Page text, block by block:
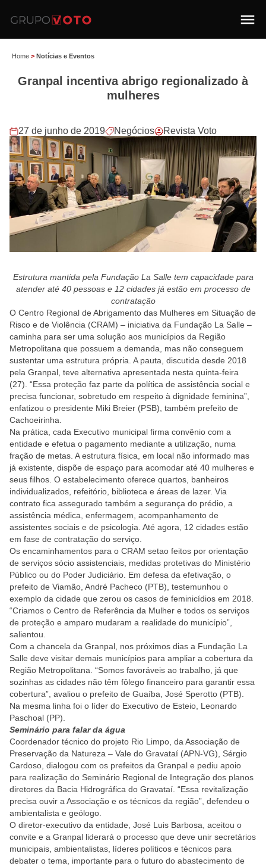
Home > Notícias e Eventos
Granpal incentiva abrigo regionalizado à
mulheres
27 de junho de 2019 Negócios Revista Voto
Estrutura mantida pela Fundação La Salle tem capacidade para
atender até 40 pessoas e 12 cidades já estão em processo de
contratação
O Centro Regional de Abrigamento das Mulheres em Situação de
Risco e de Violência (CRAM) – iniciativa da Fundação La Salle –
caminha para ser uma solução aos municípios da Região
Metropolitana que possuem a demanda, mas não conseguem
sustentar uma estrutura própria. A pauta, discutida desde 2018
pela Granpal, teve alternativa apresentada nesta quinta-feira
(27). “Essa proteção faz parte da política de assistência social e
precisa funcionar, sobretudo em respeito à dignidade feminina”,
enfatizou o presidente Miki Breier (PSB), também prefeito de
Cachoeirinha.
Na prática, cada Executivo municipal firma convênio com a
entidade e efetua o pagamento mediante a utilização, numa
fração de metas. A estrutura física, em local não informado mas
já existente, dispõe de espaço para acomodar até 40 mulheres e
seus filhos. O estabelecimento oferece quartos, banheiros
individualizados, refeitório, biblioteca e áreas de lazer. Via
contrato fica assegurado também a segurança do prédio, a
assistência médica, enfermagem, acompanhamento de
assistentes sociais e de psicologia. Até agora, 12 cidades estão
em fase de contratação do serviço.
Os encaminhamentos para o CRAM setao feitos por orientação
de serviços sócio assistenciais, medidas protetivas do Ministério
Público ou do Poder Judiciário. Em defesa da efetivação, o
prefeito de Viamão, André Pacheco (PTB), testemunhou o
exemplo da cidade que zerou os casos de feminicídios em 2018.
“Criamos o Centro de Referência da Mulher e todos os serviços
de proteção e amparo mudaram a realidade do município”,
salientou.
Com a chancela da Granpal, nos próximos dias a Fundação La
Salle deve visitar demais municípios para ampliar a cobertura da
Região Metropolitana. “Somos favoráveis ao trabalho, já que
sozinhas as cidades não têm fôlego financeiro para garantir essa
cobertura”, avaliou o prefeito de Guaíba, José Sperotto (PTB).
Na mesma linha foi o líder do Executivo de Esteio, Leonardo
Paschoal (PP).
Seminário para falar da água
Coordenador técnico do projeto Rio Limpo, da Associação de
Preservação da Natureza – Vale do Gravataí (APN-VG), Sérgio
Cardoso, dialogou com os prefeitos da Granpal e pediu apoio
para realização do Seminário Regional de Integração dos planos
diretores da Bacia Hidrográfica do Gravataí. “Essa revitalização
precisa ouvir a Associação e os técnicos da região”, defendeu o
ambientalista e geólogo.
O diretor-executivo da entidade, José Luis Barbosa, aceitou o
convite e a Granpal liderará o processo que deve unir secretários
municipais, ambientalistas, líderes políticos e técnicos para
debater o tema, importante para o futuro do abastecimento de